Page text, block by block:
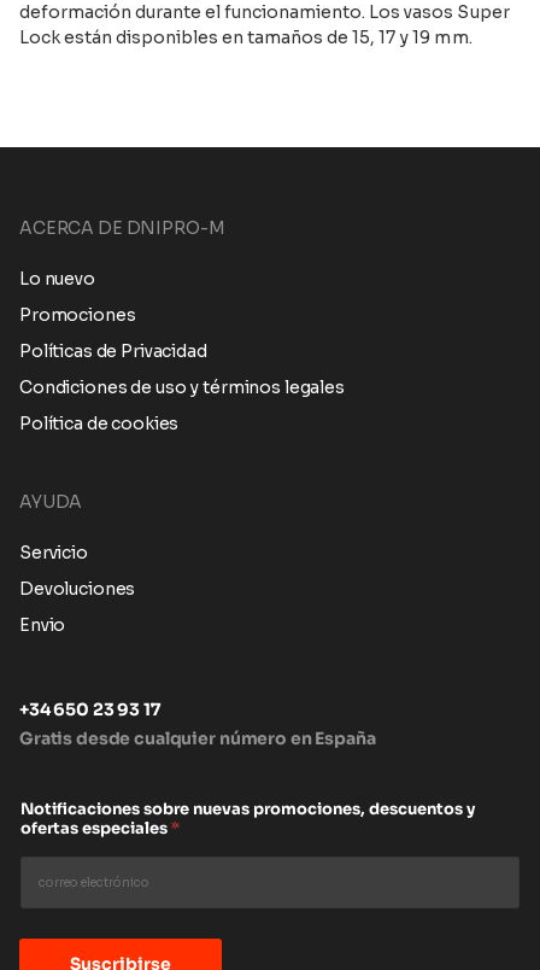
deformación durante el funcionamiento. Los vasos Super
Lock están disponibles en tamaños de 15, 17 y 19 mm.
ACERCA DE DNIPRO-M
Lo nuevo
Promociones
Políticas de Privacidad
Condiciones de uso y términos legales
Política de cookies
AYUDA
Servicio
Devoluciones
Envio
+34 650 23 93 17
Gratis desde cualquier número en España
Notificaciones sobre nuevas promociones, descuentos y
ofertas especiales*
Suscribirse